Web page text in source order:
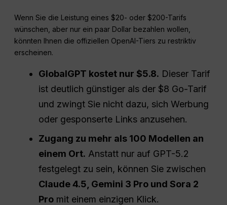
Wenn Sie die Leistung eines $20- oder $200-Tarifs
wünschen, aber nur ein paar Dollar bezahlen wollen,
könnten Ihnen die offiziellen OpenAI-Tiers zu restriktiv
erscheinen.
GlobalGPT kostet nur $5.8. Dieser Tarif
ist deutlich günstiger als der $8 Go-Tarif
und zwingt Sie nicht dazu, sich Werbung
oder gesponserte Links anzusehen.
Zugang zu mehr als 100 Modellen an
einem Ort. Anstatt nur auf GPT-5.2
festgelegt zu sein, können Sie zwischen
Claude 4.5, Gemini 3 Pro und Sora 2
Pro mit einem einzigen Klick.